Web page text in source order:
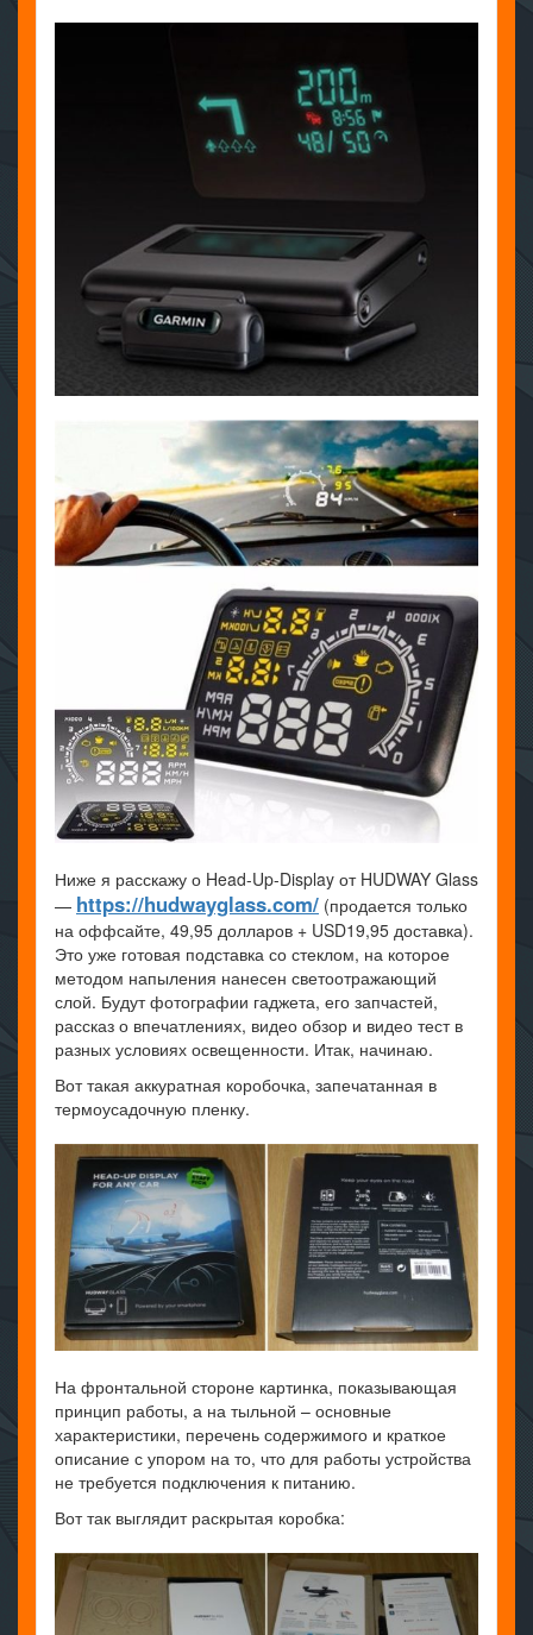
Ниже я расскажу о Head-Up-Display от HUDWAY Glass
— https://hudwayglass.com/ (продается только
на оффсайте, 49,95 долларов + USD19,95 доставка).
Это уже готовая подставка со стеклом, на которое
методом напыления нанесен светоотражающий
слой. Будут фотографии гаджета, его запчастей,
рассказ о впечатлениях, видео обзор и видео тест в
разных условиях освещенности. Итак, начинаю.
Вот такая аккуратная коробочка, запечатанная в
термоусадочную пленку.
На фронтальной стороне картинка, показывающая
принцип работы, а на тыльной – основные
характеристики, перечень содержимого и краткое
описание с упором на то, что для работы устройства
не требуется подключения к питанию.
Вот так выглядит раскрытая коробка: